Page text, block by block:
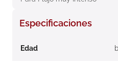
Especificaciones
Edad
9. megacistin
10.pañales